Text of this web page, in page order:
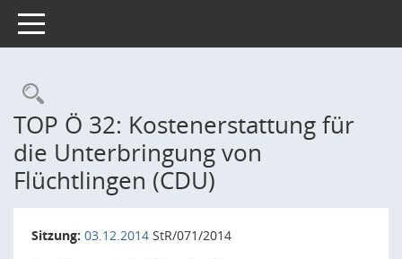
Toggle navigation
Rechercheauswahl
TOP Ö 32: Kostenerstattung für
die Unterbringung von
Flüchtlingen (CDU)
Sitzung: 03.12.2014 StR/071/2014